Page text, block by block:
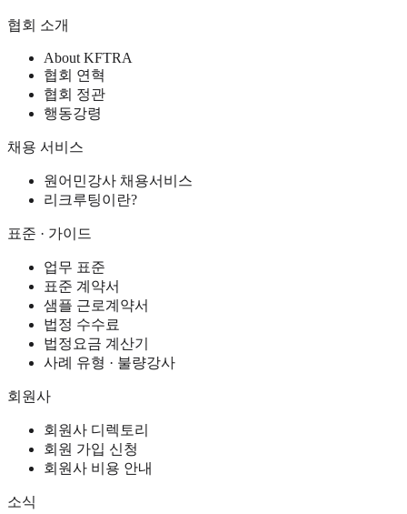
협회 소개
About KFTRA
협회 연혁
협회 정관
행동강령
채용 서비스
원어민강사 채용서비스
리크루팅이란?
표준 · 가이드
업무 표준
표준 계약서
샘플 근로계약서
법정 수수료
법정요금 계산기
사례 유형 · 불량강사
회원사
회원사 디렉토리
회원 가입 신청
회원사 비용 안내
소식